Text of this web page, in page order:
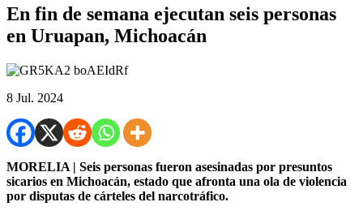
En fin de semana ejecutan seis personas
en Uruapan, Michoacán
8 Jul. 2024
MORELIA | Seis personas fueron asesinadas por presuntos
sicarios en Michoacán, estado que afronta una ola de violencia
por disputas de cárteles del narcotráfico.